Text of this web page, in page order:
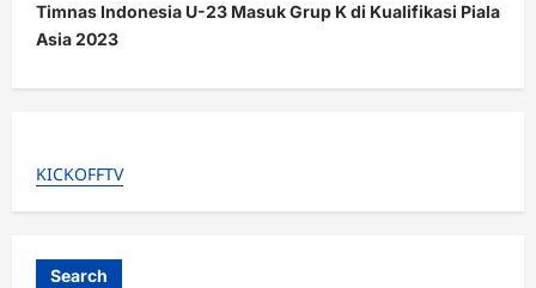
n
a
v
g
Timnas Indonesia U-23 Masuk Grup K di Kualifikasi Piala
Asia 2023
KICKOFFTV
Search